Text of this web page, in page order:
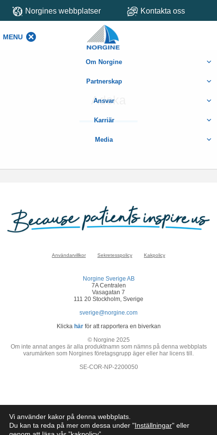
Norgines webbplatser Kontakta oss
MENU
Om Norgine
Partnerskap
Ansvar
Karriär
Media
Adeka
Användarvillkor Sekretesspolicy Kakpolicy
Norgine Sverige AB
7A Centralen
Vasagatan 7
111 20 Stockholm, Sverige
sverige@norgine.com
Klicka härför att rapportera en biverkan
© Norgine 2025
Om inte annat anges är alla produktnamn som nämns på denna webbplats
varumärken som Norgines företagsgrupp äger eller har licens till.
SE-COR-NP-2200050
Vi använder kakor på denna webbplats.
Du kan ta reda på mer om dessa under "Inställningar" eller